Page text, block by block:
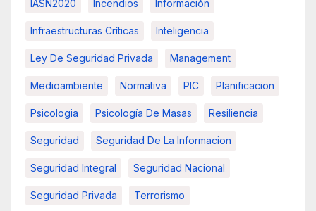
IASN2020 Incendios Información
Infraestructuras Críticas Inteligencia
Ley De Seguridad Privada Management
Medioambiente Normativa PIC Planificacion
Psicologia Psicología De Masas Resiliencia
Seguridad Seguridad De La Informacion
Seguridad Integral Seguridad Nacional
Seguridad Privada Terrorismo